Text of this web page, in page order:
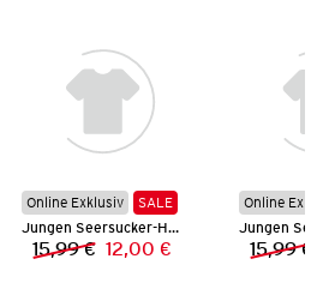
Online Exklusiv
SALE
Jungen Seersucker-Hemd
Vorheriger Preis:
15,99 € Neuer Preis:
12,00 €
Online
15,99 €